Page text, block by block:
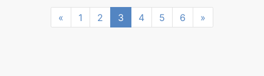
« Previous
1 2 3 4 5 6 »